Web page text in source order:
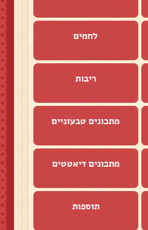
לחמים
ריבות
מתכונים טבעוניים
מתכונים דיאטטים
תוספות